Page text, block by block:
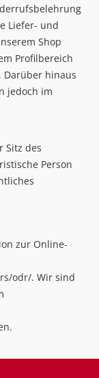
Liefer- und
Shop
Profilbereich
Darüber hinaus
jedoch im
Sitz des
Person
zur Online-
odr/. Wir sind